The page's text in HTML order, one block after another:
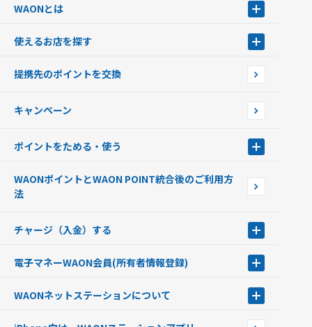
WAONとは
WAONを申込む
インターネット上でのお買い物について（ネット決済）
使えるお店を探す
店舗検索
イオン銀行ATM設置場所
提携先のポイントを交換
キャンペーン
ポイントをためる・使う
ポイントの有効期限について
WAONポイントとWAON POINT統合後のご利用方
法
チャージ（入金）する
現金でチャージする
銀行口座・ATMからチャージする
オートチャージ
電子マネーWAON会員(所有者情報登録)
WAON POINTサービス会員登録に伴う個人データの共同利用のお知
WAONネットステーションについて